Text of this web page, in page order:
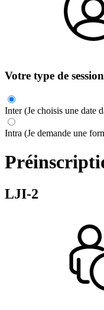
Votre type de session
Inter (Je choisis une date
Intra (Je demande une
LJI-2